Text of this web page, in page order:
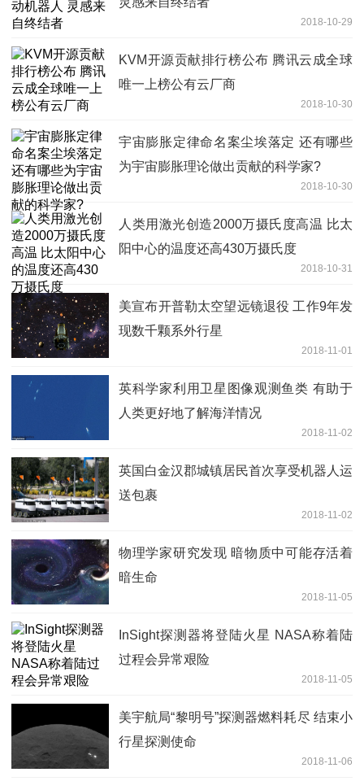
2018-10-29
KVM开源贡献排行榜公布 腾讯云成全球
唯一上榜公有云厂商
2018-10-30
宇宙膨胀定律命名案尘埃落定 还有哪些
为宇宙膨胀理论做出贡献的科学家?
2018-10-30
人类用激光创造2000万摄氏度高温 比太
阳中心的温度还高430万摄氏度
2018-10-31
美宣布开普勒太空望远镜退役 工作9年发
现数千颗系外行星
2018-11-01
英科学家利用卫星图像观测鱼类 有助于
人类更好地了解海洋情况
2018-11-02
英国白金汉郡城镇居民首次享受机器人运
送包裹
2018-11-02
物理学家研究发现 暗物质中可能存活着
暗生命
2018-11-05
InSight探测器将登陆火星 NASA称着陆
过程会异常艰险
2018-11-05
美宇航局“黎明号”探测器燃料耗尽 结束小
行星探测使命
2018-11-06